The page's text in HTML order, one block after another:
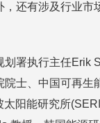
还有涉及行业
署执行主任
士、中国可再
阳能研究所